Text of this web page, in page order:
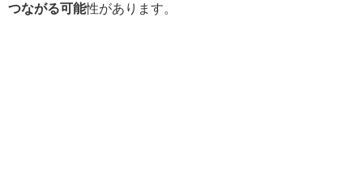
つながる可能性があります。